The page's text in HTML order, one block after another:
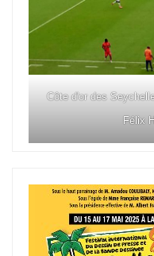
Côte d'or des
Félix